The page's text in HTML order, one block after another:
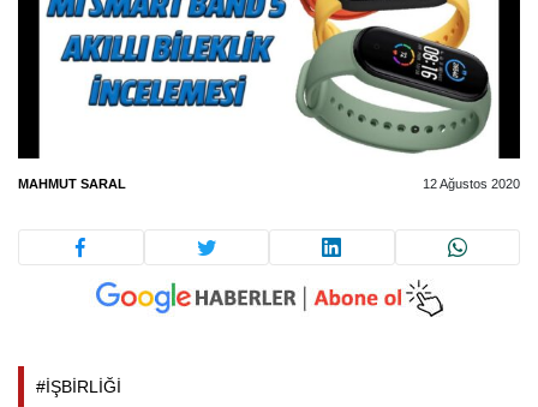
MAHMUT SARAL 12 Ağustos 2020
#İŞBİRLİĞİ